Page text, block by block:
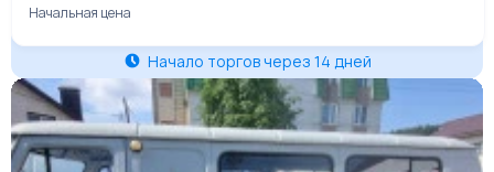
Начальная цена
Начало торгов через 14 дней